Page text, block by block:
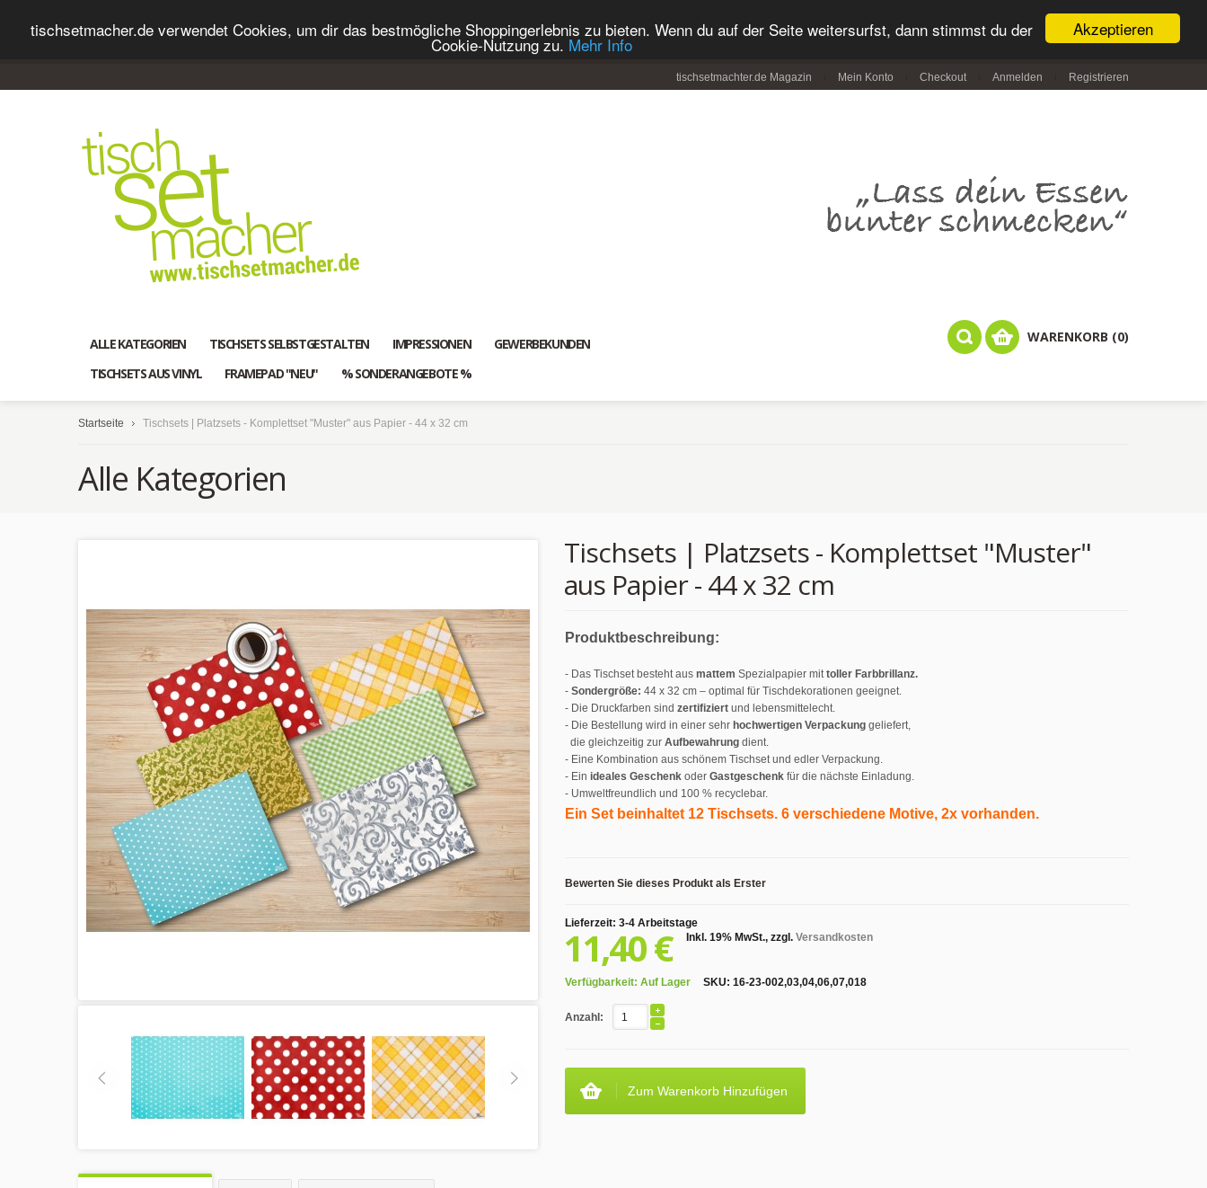
Akzeptieren
tischsetmacher.de verwendet Cookies, um dir das bestmögliche Shoppingerlebnis zu bieten. Wenn du auf der Seite weitersurfst, dann stimmst du der
Cookie-Nutzung zu. Mehr Info
tischsetmachter.de Magazin Mein Konto Checkout Anmelden Registrieren
ALLE KATEGORIEN TISCHSETS SELBSTGESTALTEN IMPRESSIONEN
GEWERBEKUNDEN
TISCHSETS AUS VINYL
FRAMEPAD "NEU" % SONDERANGEBOTE %
WARENKORB (0)
Startseite Tischsets | Platzsets - Komplettset "Muster" aus Papier - 44 x 32 cm
Alle Kategorien
Tischsets | Platzsets - Komplettset "Muster"
aus Papier - 44 x 32 cm
Produktbeschreibung:
- Das Tischset besteht aus mattem Spezialpapier mittoller Farbbrillanz.
- Sondergröße: 44 x 32 cm – optimal für Tischdekorationen geeignet.
- Die Druckfarben sind zertifiziert und lebensmittelecht.
- Die Bestellung wird in einer sehr hochwertigen Verpackung geliefert,
die gleichzeitig zur Aufbewahrung dient.
- Eine Kombination aus schönem Tischset und edler Verpackung.
- Ein ideales Geschenk oder Gastgeschenk für die nächste Einladung.
- Umweltfreundlich und 100 % recyclebar.
Ein Set beinhaltet 12 Tischsets. 6 verschiedene Motive, 2x vorhanden.
Bewerten Sie dieses Produkt als Erster
Lieferzeit: 3-4 Arbeitstage
11,40 € Inkl. 19% MwSt., zzgl. Versandkosten
Verfügbarkeit: Auf Lager SKU: 16-23-002,03,04,06,07,018
Anzahl:
Zum Warenkorb Hinzufügen